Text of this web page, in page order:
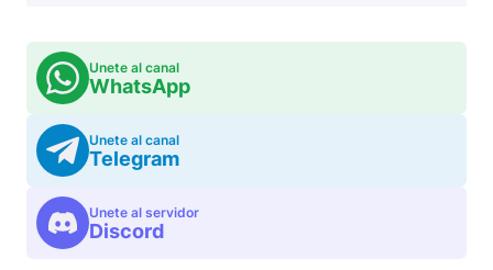
Unete al canal
WhatsApp
Unete al canal
Telegram
Unete al servidor
Discord